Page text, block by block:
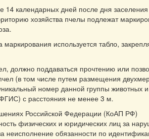
14 календарных дней после дня
хозяйства пчелы подлежат
используется табло,
должно поддаваться прочтению или
(в том числе путем размещения
номер данной группы животных и
с расстояния не менее 3 м.
Российской Федерации (КоАП РФ)
физических и юридических лиц за
неисполнение обязанности по